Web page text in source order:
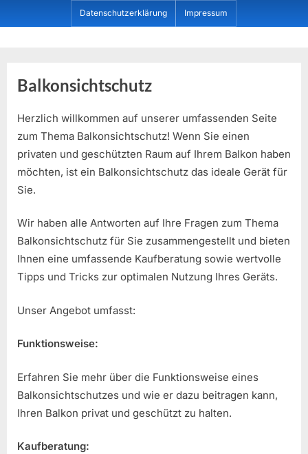
to
Datenschutzerklärung Impressum
Balkonsichtschutz
Herzlich willkommen auf unserer umfassenden Seite
zum Thema Balkonsichtschutz! Wenn Sie einen
privaten und geschützten Raum auf Ihrem Balkon haben
möchten, ist ein Balkonsichtschutz das ideale Gerät für
Sie.
Wir haben alle Antworten auf Ihre Fragen zum Thema
Balkonsichtschutz für Sie zusammengestellt und bieten
Ihnen eine umfassende Kaufberatung sowie wertvolle
Tipps und Tricks zur optimalen Nutzung Ihres Geräts.
Unser Angebot umfasst:
Funktionsweise:
Erfahren Sie mehr über die Funktionsweise eines
Balkonsichtschutzes und wie er dazu beitragen kann,
Ihren Balkon privat und geschützt zu halten.
Kaufberatung: